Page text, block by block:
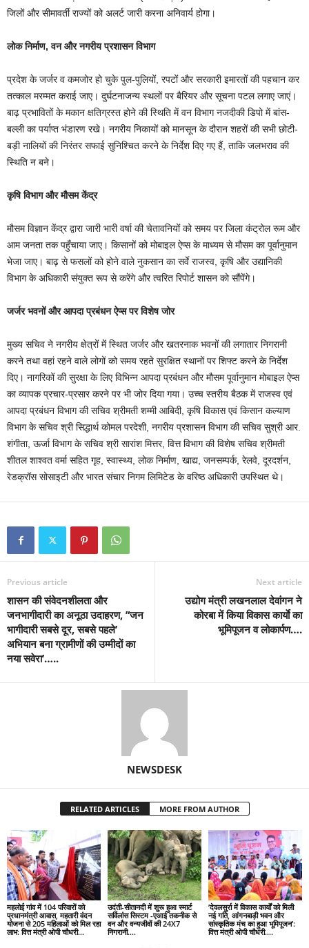
जिलों और सीमावर्ती राज्यों को अलर्ट जारी करना अनिवार्य होगा।
लोक निर्माण, वन और नगरीय प्रशासन विभाग
प्रदेश के जर्जर व कमजोर हो चुके पुल-पुलियों, रपटों और सरकारी इमारतों की पहचान कर
तत्काल मरम्मत कराई जाए। दुर्घटनाजन्य स्थलों पर बैरियर और सूचना पटल लगाए जाएं।
बाढ़ प्रभावितों के मकान क्षतिग्रस्त होने की स्थिति में वन विभाग नजदीकी डिपो में बांस-
बल्ली का पर्याप्त भंडारण रखे। नगरीय निकायों को मानसून के दौरान शहरों की सभी छोटी-
बड़ी नालियों की निरंतर सफाई सुनिश्चित करने के निर्देश दिए गए हैं, ताकि जलभराव की
स्थिति न बने।
कृषि विभाग और मौसम केंद्र
मौसम विज्ञान केंद्र द्वारा जारी भारी वर्षा की चेतावनियों को समय पर जिला कंट्रोल रूम और
आम जनता तक पहुँचाया जाए। किसानों को मोबाइल ऐप्स के माध्यम से मौसम का पूर्वानुमान
भेजा जाए। बाढ़ से फसलों को होने वाले नुकसान का सर्वे राजस्व, कृषि और उद्यानिकी
विभाग के अधिकारी संयुक्त रूप से करेंगे और त्वरित रिपोर्ट शासन को सौंपेंगे।
जर्जर भवनों और आपदा प्रबंधन ऐप्स पर विशेष जोर
मुख्य सचिव ने नगरीय क्षेत्रों में स्थित जर्जर और खतरनाक भवनों की लगातार निगरानी
करने तथा वहां रहने वाले लोगों को समय रहते सुरक्षित स्थानों पर शिफ्ट करने के निर्देश
दिए। नागरिकों की सुरक्षा के लिए विभिन्न आपदा प्रबंधन और मौसम पूर्वानुमान मोबाइल ऐप्स
का व्यापक प्रचार-प्रसार करने पर भी जोर दिया गया। उच्च स्तरीय बैठक में राजस्व एवं
आपदा प्रबंधन विभाग की सचिव श्रीमती शम्मी आबिदी, कृषि विकास एवं किसान कल्याण
विभाग के सचिव श्री सिद्धार्थ कोमल परदेशी, नगरीय प्रशासन विभाग की सचिव सुश्री आर.
शंगीता, ऊर्जा विभाग के सचिव श्री सारांश मित्तर, वित्त विभाग की विशेष सचिव श्रीमती
शीतल शाश्वत वर्मा सहित गृह, स्वास्थ्य, लोक निर्माण, खाद्य, जनसम्पर्क, रेलवे, दूरदर्शन,
रेडक्रॉस सोसाइटी और भारत संचार निगम लिमिटेड के वरिष्ठ अधिकारी उपस्थित थे।
Previous article
शासन की संवेदनशीलता और
जनभागीदारी का अनूठा उदाहरण, ’‘जन
भागीदारी सबसे दूर, सबसे पहले’
अभियान बना ग्रामीणों की उम्मीदों का
नया सवेरा’…..
Next article
उद्योग मंत्री लखनलाल देवांगन ने
कोरबा में किया विकास कार्याे का
भूमिपूजन व लोकार्पण….
NEWSDESK
RELATED ARTICLES MORE FROM AUTHOR
महलोई गांव में 104 परिवारों को
प्रधानमंत्री आवास, महतारी वंदन
योजना से 205 महिलाओं को मिल रहा
लाभ: वित्त मंत्री ओपी चौधरी…
उदंती-सीतानदी में शुरू हुआ स्मार्ट
सर्विलांस सिस्टम -एआई तकनीक से
वन और वन्यजीवों की 24X7
निगरानी….
’देवलसुर्रा में विकास कार्यों को मिली
नई गति, आंगनबाड़ी भवन और
सांस्कृतिक मंच का हुआ भूमिपूजन’:
वित्त मंत्री ओपी चौधरी….